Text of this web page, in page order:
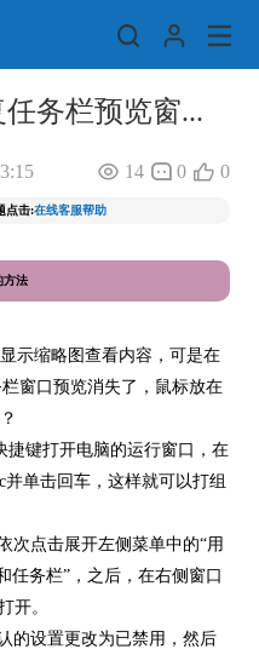
务栏预览窗...
14 0 0
点击:在线客服帮助
方法
示缩略图查看内容，可是在
窗口预览消失了，鼠标放在
捷键打开电脑的运行窗口，在
并单击回车，这样就可以打组
次点击展开左侧菜单中的“用
任务栏”，之后，在右侧窗口
开。
的设置更改为已禁用，然后